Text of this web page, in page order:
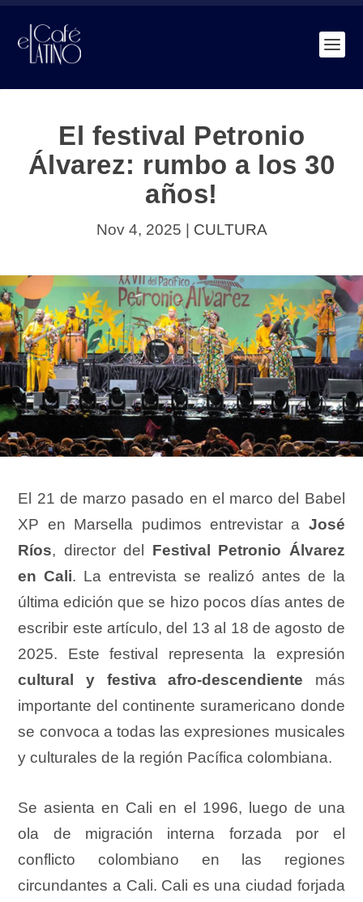
El festival Petronio
Álvarez: rumbo a los 30
años!
Nov 4, 2025 CULTURA
El 21 de marzo pasado en el marco del Babel
XP en Marsella pudimos entrevistar a José
Ríos, director del Festival Petronio Álvarez
en Cali. La entrevista se realizó antes de la
última edición que se hizo pocos días antes de
escribir este artículo, del 13 al 18 de agosto de
2025. Este festival representa la expresión
cultural y festiva afro-descendiente más
importante del continente suramericano donde
se convoca a todas las expresiones musicales
y culturales de la región Pacífica colombiana.
Se asienta en Cali en el 1996, luego de una
ola de migración interna forzada por el
conflicto colombiano en las regiones
circundantes a Cali. Cali es una ciudad forjada